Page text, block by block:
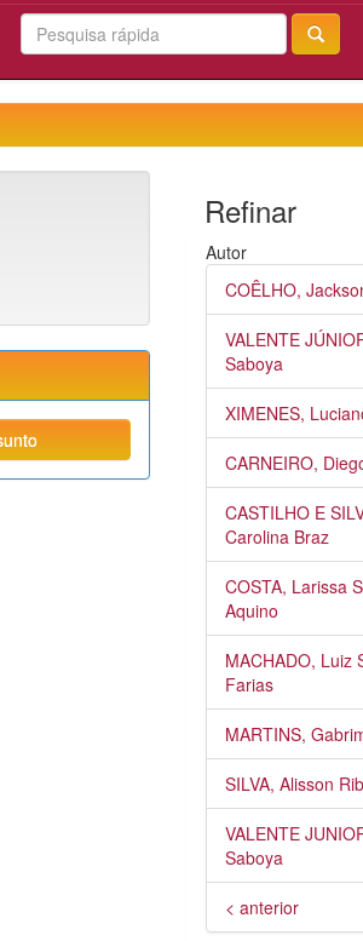
Refinar
Autor
COÊLHO,
VALENTE
Saboya
XIMENES,
CARNEIRO,
CASTILHO E
Carolina Braz
COSTA, Larissa
Aquino
MACHADO, Luiz
Farias
MARTINS,
SILVA, Alisson
VALENTE
Saboya
< anterior